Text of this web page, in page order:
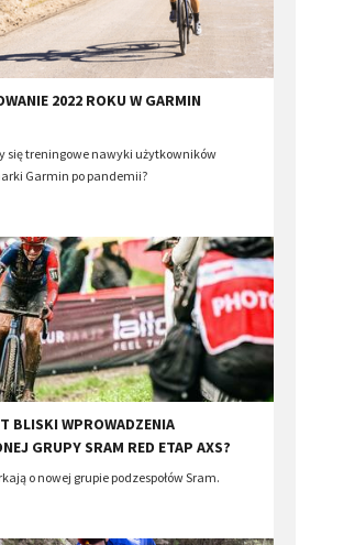
2022 ROKU W GARMIN
się treningowe nawyki użytkowników
Garmin po pandemii?
BLISKI WPROWADZENIA
GRUPY SRAM RED ETAP AXS?
o nowej grupie podzespołów Sram.